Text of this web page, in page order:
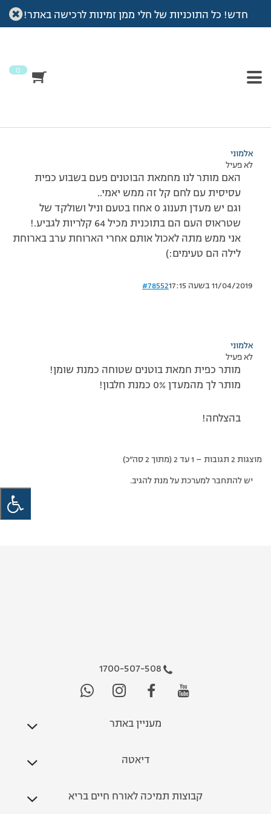
חדש! כל התוכניות של חלי ממן זמינות לרכישה באתר!
0
עמוד הבית >דיונים>פורום >שאלה
מוצגות 2 תגובות – 1 עד 2 (מתוך 2 סה״כ)
אלמוני
לא פעיל
האם מותר לנו מחמאת הבוטנים פעם בשבוע כפית
עסיסית עם לחם קל זה ממש יאמי..
וגם יש מעדן תענוג 0 אחוז בטעם וניל ושולקד של
שטראוס העם הם בתוכנית מכיל 64 קלריות לגביע.!
אני ממש מתה לאכול אותם אחרי הארוחת ערב בארוחת
לילה הם טעימים:)
11/04/2019 בשעה 17:15 #78552
אלמוני
לא פעיל
מותר כפית חמאת בוטנים שטוחה כמנת שומן!
מותר לך מהמעדן 0% כמנת חלבון!
בהצלחה!
מוצגות 2 תגובות – 1 עד 2 (מתוך 2 סה״כ)
יש להתחבר למערכת על מנת להגיב.
1700-507-508
מעניין באתר
דיאטה
קבוצות תמיכה לאורח חיים בריא